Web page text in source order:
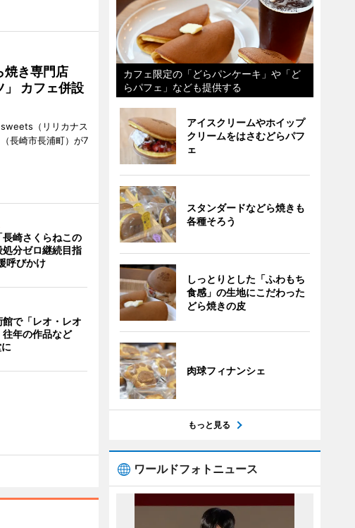
焼き専門店
」 カフェ併設
（リリカナス
長崎市長浦町）が7
長崎さくらねこの
処分ゼロ継続目指
呼びかけ
で「レオ・レオ
年の作品など
カフェ限定の「どらパンケーキ」や「ど
らパフェ」なども提供する
アイスクリームやホイップ
クリームをはさむどらパフ
ェ
スタンダードなどら焼きも
各種そろう
しっとりとした「ふわもち
食感」の生地にこだわった
どら焼きの皮
肉球フィナンシェ
もっと見る
ワールドフォトニュース